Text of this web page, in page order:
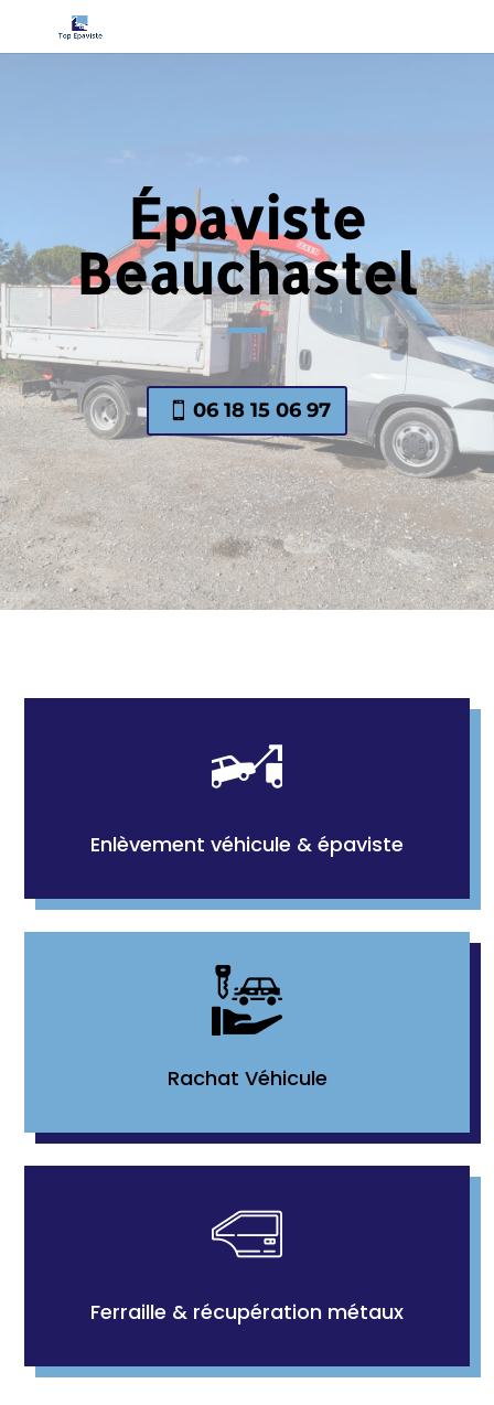
Épaviste
Beauchastel
06 18 15 06 97
Enlèvement véhicule & épaviste
Rachat Véhicule
Ferraille & récupération métaux